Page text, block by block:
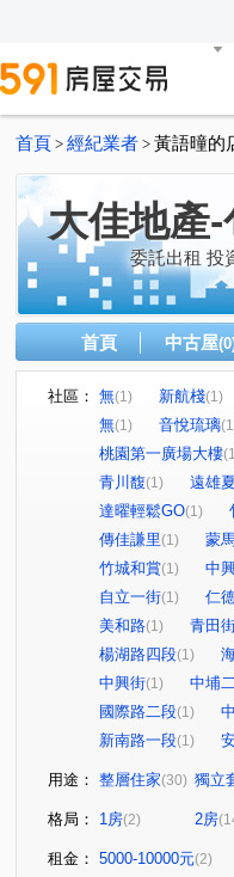
首頁 > 經紀業者 > 黃語曈的
大佳地產
委託出租 投
首頁 中古屋
社區： 無(1) 新航棧(1)
無(1) 音悅琉璃
桃園第一廣場大樓
青川馥(1) 遠雄
達曜輕鬆GO(1)
傳佳謙里(1) 蒙
竹城和賞(1) 中
自立一街(1) 仁
美和路(1) 青田
楊湖路四段(1)
中興街(1) 中埔
國際路二段(1)
新南路一段(1)
用途： 整層住家(30) 獨立
格局： 1房(2) 2房
租金： 5000-10000元(2)